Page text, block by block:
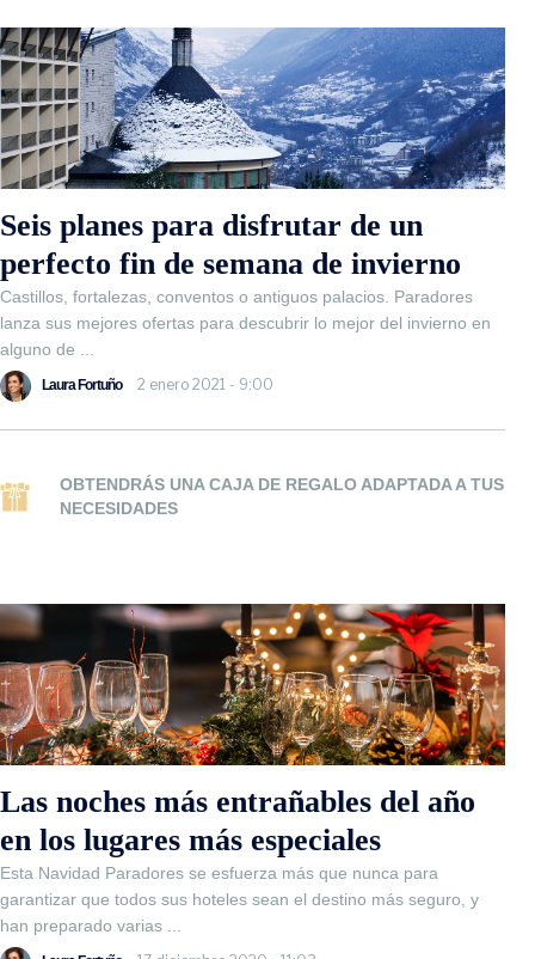
Seis planes para disfrutar de un
perfecto fin de semana de invierno
Castillos, fortalezas, conventos o antiguos palacios. Paradores
lanza sus mejores ofertas para descubrir lo mejor del invierno en
alguno de ...
Laura Fortuño 2 enero 2021 - 9:00
Las noches más entrañables del año
en los lugares más especiales
Esta Navidad Paradores se esfuerza más que nunca para
garantizar que todos sus hoteles sean el destino más seguro, y
han preparado varias ...